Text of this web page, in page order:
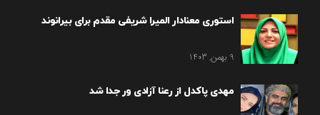
استوری معنادار المیرا شریفی مقدم برای بیرانوند
9 بهمن, 1403
مهدی پاکدل از رعنا آزادی ور جدا شد